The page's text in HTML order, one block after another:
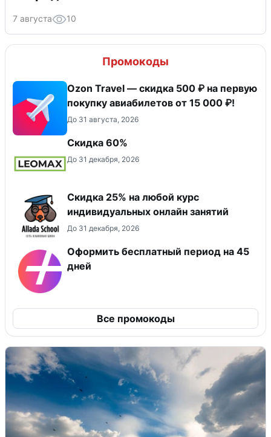
7 августа 10
Промокоды
Ozon Travel — скидка 500 ₽ на первую
покупку авиабилетов от 15 000 ₽!
До 31 августа, 2026
Скидка 60%
До 31 декабря, 2026
Скидка 25% на любой курс
индивидуальных онлайн занятий
До 31 декабря, 2026
Оформить бесплатный период на 45
дней
Все промокоды